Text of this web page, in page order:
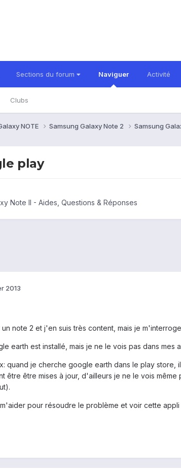
Sections du forum Naviguer
Clubs
Activité
NOTE Samsung Galaxy Note 2 Samsung
play
Note II - Aides, Questions & Réponses
2013
note 2 et j'en suis très content, mais je
earth est installé, mais je ne le vois pas dans mes
quand je cherche google earth dans le play store,
être être mises à jour, d'ailleurs je ne le vois
pour résoudre le problème et voir cette